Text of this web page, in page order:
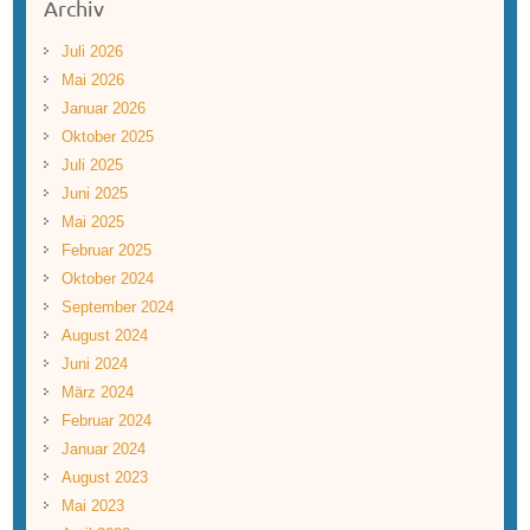
Archiv
Juli 2026
Mai 2026
Januar 2026
Oktober 2025
Juli 2025
Juni 2025
Mai 2025
Februar 2025
Oktober 2024
September 2024
August 2024
Juni 2024
März 2024
Februar 2024
Januar 2024
August 2023
Mai 2023